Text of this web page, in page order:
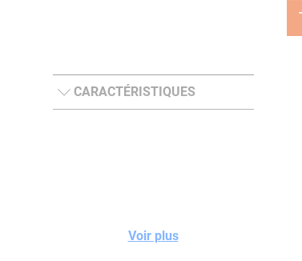
CARACTÉRISTIQUES
Voir plus